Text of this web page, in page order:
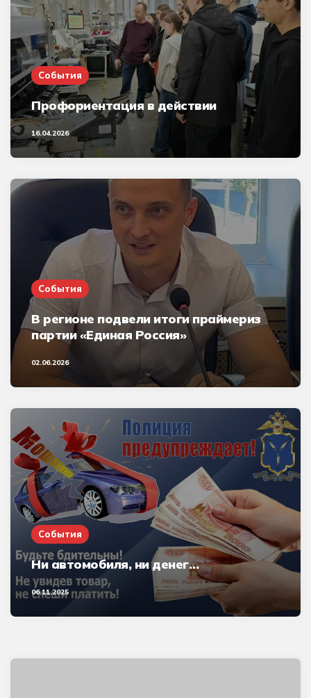
События
Профориентация в действии
16.04.2026
События
В регионе подвели итоги праймериз
партии «Единая Россия»
02.06.2026
События
Ни автомобиля, ни денег…
06.11.2025